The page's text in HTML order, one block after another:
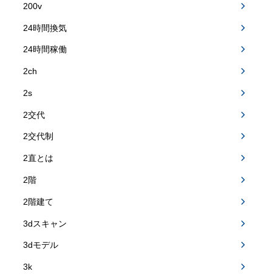
200v
24時間換気
24時間稼働
2ch
2s
2交代
2交代制
2直とは
2階
2階建て
3dスキャン
3dモデル
3k